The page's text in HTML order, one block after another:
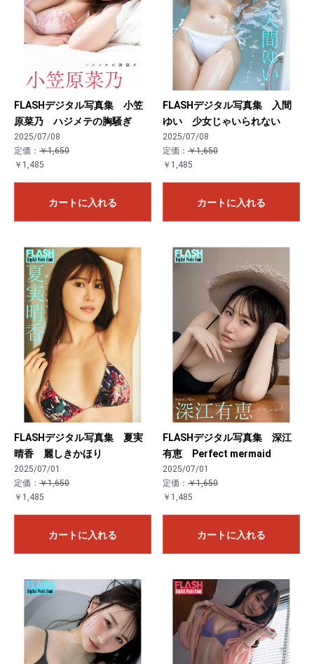
FLASHデジタル写真集 小笠
原菜乃 ハジメテの胸騒ぎ
2025/07/08
定価： ￥1,650
￥1,485
カートに入れる
FLASHデジタル写真集 入間
ゆい 少女じゃいられない
2025/07/08
定価： ￥1,650
￥1,485
カートに入れる
FLASHデジタル写真集 夏実
晴香 麗しきかほり
2025/07/01
定価： ￥1,650
￥1,485
カートに入れる
FLASHデジタル写真集 深江
有恵 Perfect mermaid
2025/07/01
定価： ￥1,650
￥1,485
カートに入れる